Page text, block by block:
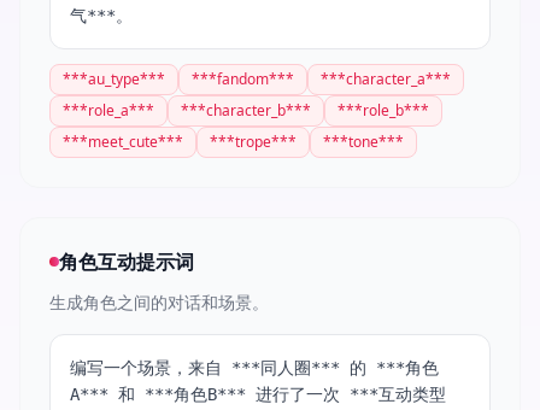
气***。
***au_type*** ***fandom*** ***character_a***
***role_a*** ***character_b*** ***role_b***
***meet_cute*** ***trope*** ***tone***
角色互动提示词
生成角色之间的对话和场景。
编写一个场景，来自 ***同人圈*** 的 ***角色
A*** 和 ***角色B*** 进行了一次 ***互动类型